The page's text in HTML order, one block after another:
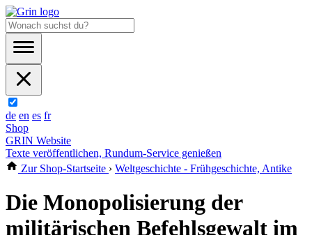
de en es fr
Shop
GRIN Website
Texte veröffentlichen, Rundum-Service genießen
Zur Shop-Startseite › Weltgeschichte - Frühgeschichte, Antike
Die Monopolisierung der
militärischen Befehlsgewalt im